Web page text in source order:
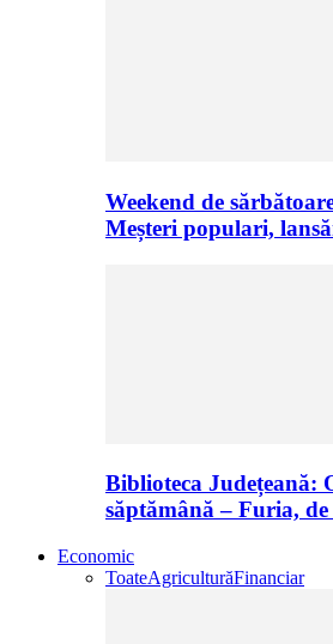
Weekend de
Meșteri populari,
Biblioteca Județeană:
săptămână – Furia,
Economic
ToateAgriculturăFinanciar